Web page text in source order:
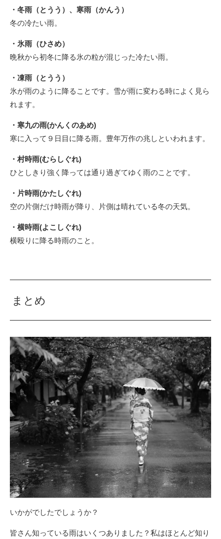
・冬雨（とうう）、寒雨（かんう）
冬の冷たい雨。
・氷雨（ひさめ）
晩秋から初冬に降る氷の粒が混じった冷たい雨。
・凍雨（とうう）
氷が雨のように降ることです。雪が雨に変わる時によく見ら
れます。
・寒九の雨(かんくのあめ)
寒に入って９日目に降る雨。豊年万作の兆しといわれます。
・村時雨(むらしぐれ)
ひとしきり強く降っては通り過ぎてゆく雨のことです。
・片時雨(かたしぐれ)
空の片側だけ時雨が降り、片側は晴れている冬の天気。
・横時雨(よこしぐれ)
横殴りに降る時雨のこと。
まとめ
いかがでしたでしょうか？
皆さん知っている雨はいくつありました？私はほとんど知り